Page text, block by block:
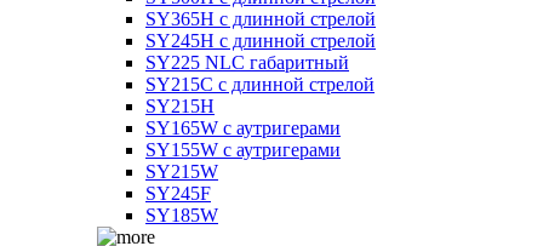
SY365H с длинной стрелой
SY245H с длинной стрелой
SY225 NLC габаритный
SY215C с длинной стрелой
SY215H
SY165W с аутригерами
SY155W с аутригерами
SY215W
SY245F
SY185W